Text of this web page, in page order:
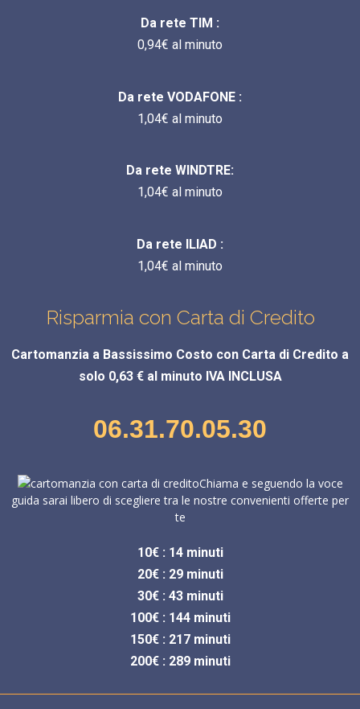
Da rete TIM :
0,94€ al minuto
Da rete VODAFONE :
1,04€ al minuto
Da rete WINDTRE:
1,04€ al minuto
Da rete ILIAD :
1,04€ al minuto
Risparmia con Carta di Credito
Cartomanzia a Bassissimo Costo con Carta di Credito a
solo 0,63 € al minuto IVA INCLUSA
06.31.70.05.30
Chiama e seguendo la voce
guida sarai libero di scegliere tra le nostre convenienti offerte per
te
10€ : 14 minuti
20€ : 29 minuti
30€ : 43 minuti
100€ : 144 minuti
150€ : 217 minuti
200€ : 289 minuti